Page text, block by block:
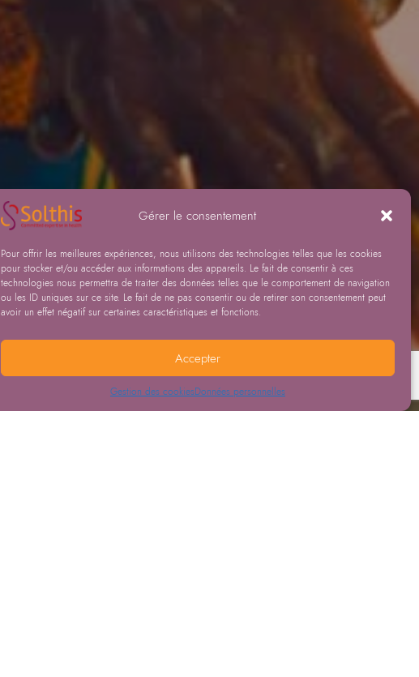
Gérer le consentement
Pour offrir les meilleures expériences, nous utilisons des technologies telles que les cookies
pour stocker et/ou accéder aux informations des appareils. Le fait de consentir à ces
technologies nous permettra de traiter des données telles que le comportement de navigation
ou les ID uniques sur ce site. Le fait de ne pas consentir ou de retirer son consentement peut
avoir un effet négatif sur certaines caractéristiques et fonctions.
Accepter
Gestion des cookiesDonnées personnelles